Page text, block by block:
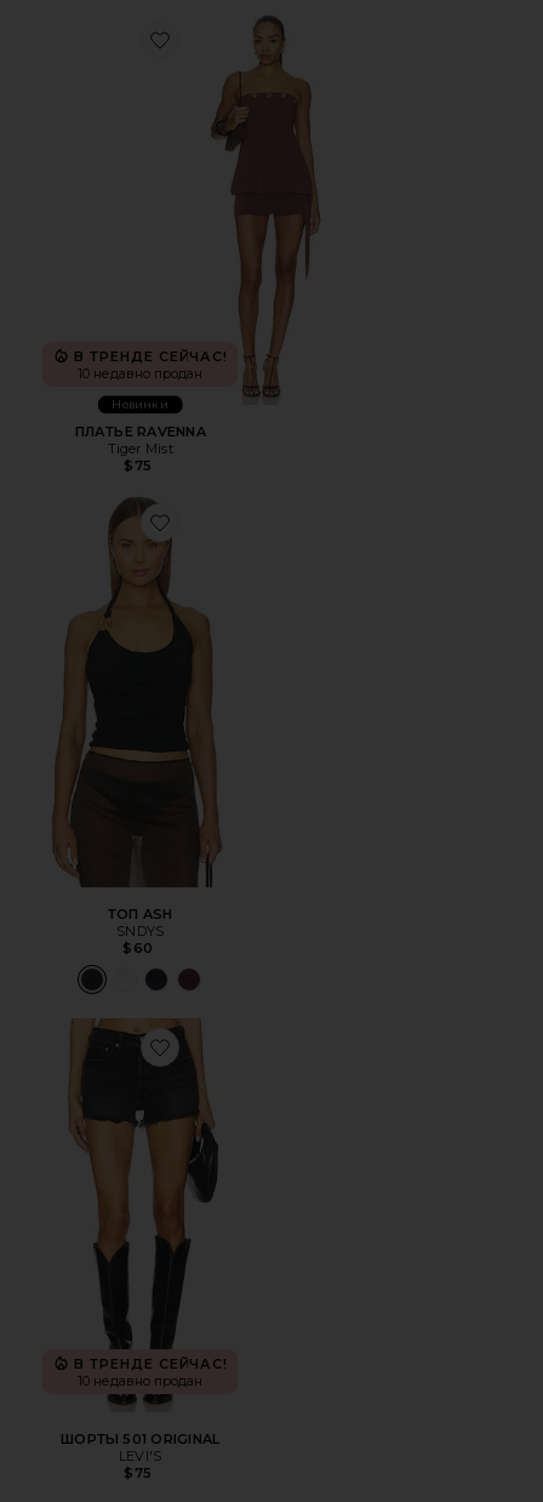
Favorite ПЛАТЬЕ RAVENNA
В ТРЕНДЕ СЕЙЧАС!
10 недавно продан
Новинки
ПЛАТЬЕ RAVENNA
Tiger Mist
$75
Favorite ТОП ASH
ТОП ASH
SNDYS
$60
Favorite ШОРТЫ 501 ORIGINAL
В ТРЕНДЕ СЕЙЧАС!
10 недавно продан
ШОРТЫ 501 ORIGINAL
LEVI'S
$75